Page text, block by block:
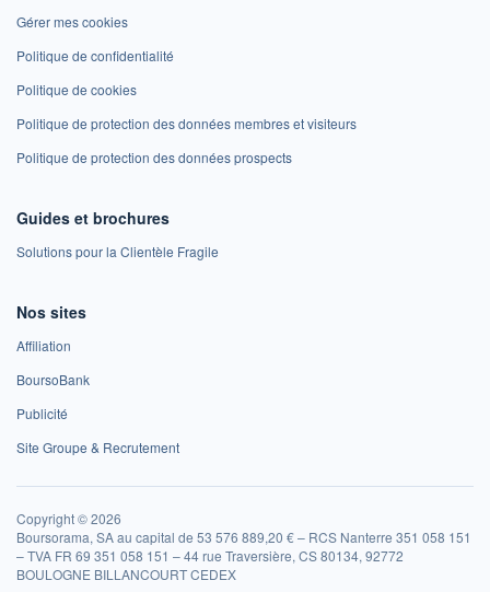
Gérer mes cookies
Politique de confidentialité
Politique de cookies
Politique de protection des données membres et visiteurs
Politique de protection des données prospects
Guides et brochures
Solutions pour la Clientèle Fragile
Nos sites
Affiliation
BoursoBank
Publicité
Site Groupe & Recrutement
Copyright © 2026
Boursorama, SA au capital de 53 576 889,20 € – RCS Nanterre 351 058 151
– TVA FR 69 351 058 151 – 44 rue Traversière, CS 80134, 92772
BOULOGNE BILLANCOURT CEDEX